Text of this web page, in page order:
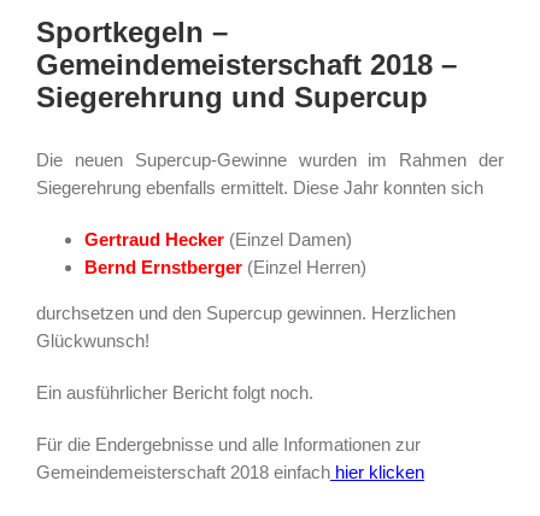
Sportkegeln –
Gemeindemeisterschaft 2018 –
Siegerehrung und Supercup
Die neuen Supercup-Gewinne wurden im Rahmen der
Siegerehrung ebenfalls ermittelt. Diese Jahr konnten sich
Gertraud Hecker (Einzel Damen)
Bernd Ernstberger (Einzel Herren)
durchsetzen und den Supercup gewinnen. Herzlichen
Glückwunsch!
Ein ausführlicher Bericht folgt noch.
Für die Endergebnisse und alle Informationen zur
Gemeindemeisterschaft 2018 einfach hier klicken